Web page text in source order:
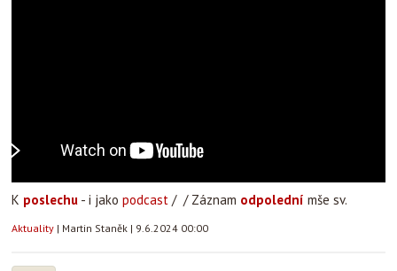
K poslechu - i jako podcast / / Záznam odpolední mše sv.
Aktuality | Martin Staněk | 9.6.2024 00:00